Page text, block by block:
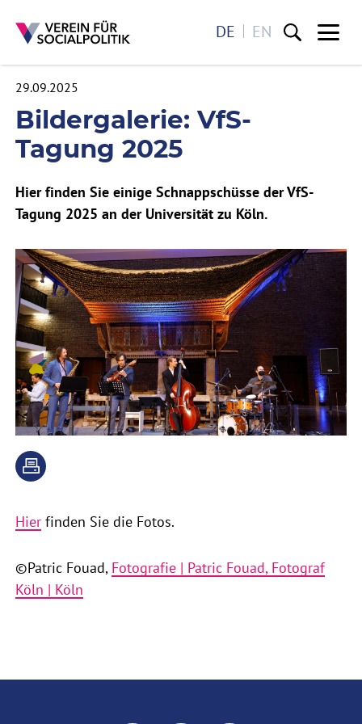
Direkt zum Inhalt
DE
EN
29.09.2025
Bildergalerie: VfS-
Tagung 2025
Hier finden Sie einige Schnappschüsse der VfS-
Tagung 2025 an der Universität zu Köln.
Hier finden Sie die Fotos.
©Patric Fouad, Fotografie | Patric Fouad, Fotograf
Köln | Köln